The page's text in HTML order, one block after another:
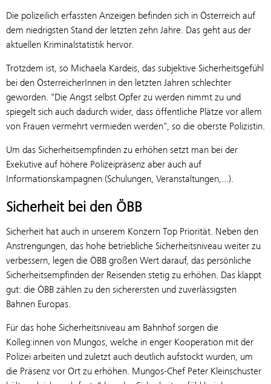
Die polizeilich erfassten Anzeigen befinden sich in Österreich auf
dem niedrigsten Stand der letzten zehn Jahre. Das geht aus der
aktuellen Kriminalstatistik hervor.
Trotzdem ist, so Michaela Kardeis, das subjektive Sicherheitsgefühl
bei den ÖsterreicherInnen in den letzten Jahren schlechter
geworden. "Die Angst selbst Opfer zu werden nimmt zu und
spiegelt sich auch dadurch wider, dass öffentliche Plätze vor allem
von Frauen vermehrt vermieden werden", so die oberste Polizistin.
Um das Sicherheitsempfinden zu erhöhen setzt man bei der
Exekutive auf höhere Polizeipräsenz aber auch auf
Informationskampagnen (Schulungen, Veranstaltungen,...).
Sicherheit bei den ÖBB
Sicherheit hat auch in unserem Konzern Top Priorität. Neben den
Anstrengungen, das hohe betriebliche Sicherheitsniveau weiter zu
verbessern, legen die ÖBB großen Wert darauf, das persönliche
Sicherheitsempfinden der Reisenden stetig zu erhöhen. Das klappt
gut: die ÖBB zählen zu den sicherersten und zuverlässigsten
Bahnen Europas.
Für das hohe Sicherheitsniveau am Bahnhof sorgen die
Kolleg:innen von Mungos, welche in enger Kooperation mit der
Polizei arbeiten und zuletzt auch deutlich aufstockt wurden, um
die Präsenz vor Ort zu erhöhen. Mungos-Chef Peter Kleinschuster